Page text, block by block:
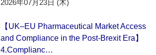
2026年07月23日 (木)
【UK–EU Pharmaceutical Market Access
and Compliance in the Post-Brexit Era】
4.Complianc…